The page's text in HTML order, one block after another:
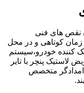
نقص های فنی
کوتاهی و در محل
کننده خودرو،سیستم
لاستیک پنچر با تایر
امدادگر متخصص